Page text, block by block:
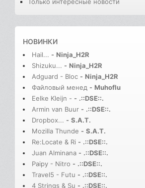
Только интересные новости
НОВИНКИ
Hail... - Ninja_H2R
Shizuku... - Ninja_H2R
Adguard - Bloc - Ninja_H2R
Файловый менед - Muhoflu
Eelke Kleijn - - .::DSE::.
Armin van Buur - .::DSE::.
Dropbox... - S.A.T.
Mozilla Thunde - S.A.T.
Re:Locate & Ri - .::DSE::.
Juan Alminana - .::DSE::.
Paipy - Nitro - .::DSE::.
Travel5 - Futu - .::DSE::.
4 Strings & Su - .::DSE::.